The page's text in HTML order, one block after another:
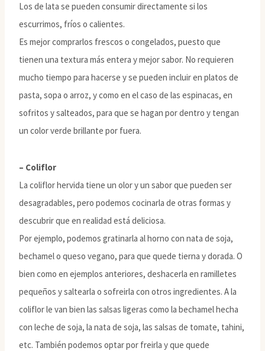
Los de lata se pueden consumir directamente si los
escurrimos, fríos o calientes.
Es mejor comprarlos frescos o congelados, puesto que
tienen una textura más entera y mejor sabor. No requieren
mucho tiempo para hacerse y se pueden incluir en platos de
pasta, sopa o arroz, y como en el caso de las espinacas, en
sofritos y salteados, para que se hagan por dentro y tengan
un color verde brillante por fuera.
– Coliflor
La coliflor hervida tiene un olor y un sabor que pueden ser
desagradables, pero podemos cocinarla de otras formas y
descubrir que en realidad está deliciosa.
Por ejemplo, podemos gratinarla al horno con nata de soja,
bechamel o queso vegano, para que quede tierna y dorada. O
bien como en ejemplos anteriores, deshacerla en ramilletes
pequeños y saltearla o sofreirla con otros ingredientes. A la
coliflor le van bien las salsas ligeras como la bechamel hecha
con leche de soja, la nata de soja, las salsas de tomate, tahini,
etc. También podemos optar por freirla y que quede